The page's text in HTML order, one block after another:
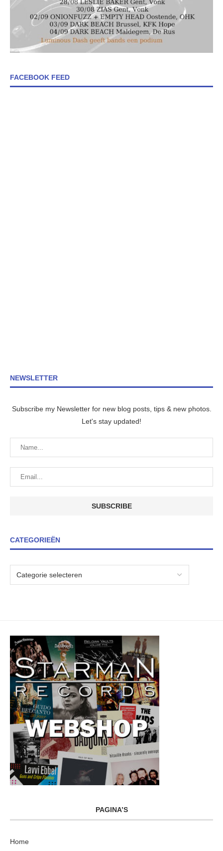
FACEBOOK FEED
NEWSLETTER
Subscribe my Newsletter for new blog posts, tips & new photos.
Let's stay updated!
CATEGORIEËN
PAGINA’S
Home